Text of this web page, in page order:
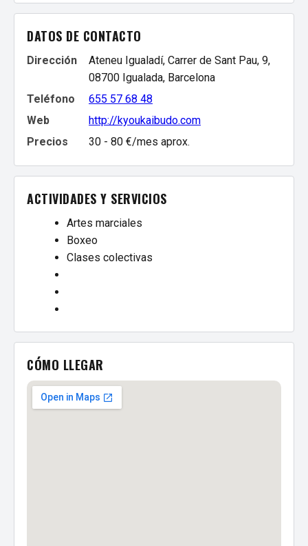
DATOS DE CONTACTO
Dirección
Ateneu Igualadí, Carrer de Sant Pau, 9,
08700 Igualada, Barcelona
Teléfono
655 57 68 48
Web
http://kyoukaibudo.com
Precios
30 - 80 €/mes aprox.
ACTIVIDADES Y SERVICIOS
Artes marciales
Boxeo
Clases colectivas
CÓMO LLEGAR